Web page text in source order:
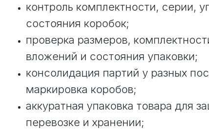
контроль комплектности, серии,
состояния коробок;
проверка размеров,
вложений и состояния упаковки;
консолидация партий у разных
маркировка коробов;
аккуратная упаковка товара для
перевозке и хранении;